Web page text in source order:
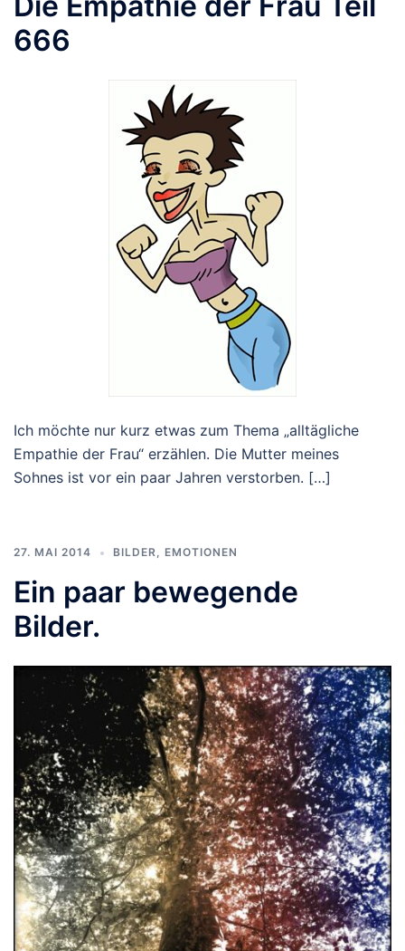
666
Ich möchte nur kurz etwas zum Thema „alltägliche
Empathie der Frau“ erzählen. Die Mutter meines
Sohnes ist vor ein paar Jahren verstorben. […]
27. MAI 2014 BILDER EMOTIONEN
Ein paar bewegende
Bilder.